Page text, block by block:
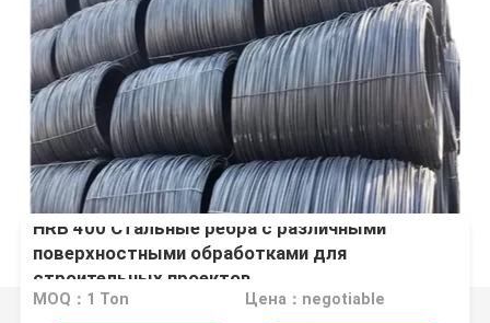
HRB 400 Стальные ребра с различными
поверхностными обработками для
строительных проектов
MOQ：1 Ton Цена：negotiable